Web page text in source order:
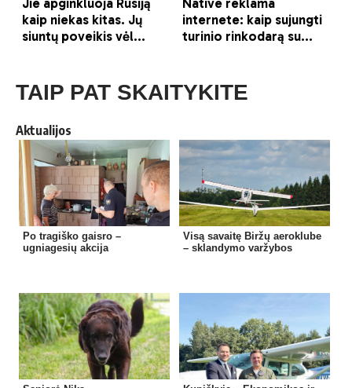
TAIP PAT SKAITYKITE
Aktualijos
Po tragiško gaisro –
ugniagesių akcija
Visą savaitę Biržų aeroklube
– sklandymo varžybos